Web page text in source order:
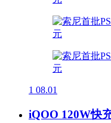
1 08.01
iQOO 120W快